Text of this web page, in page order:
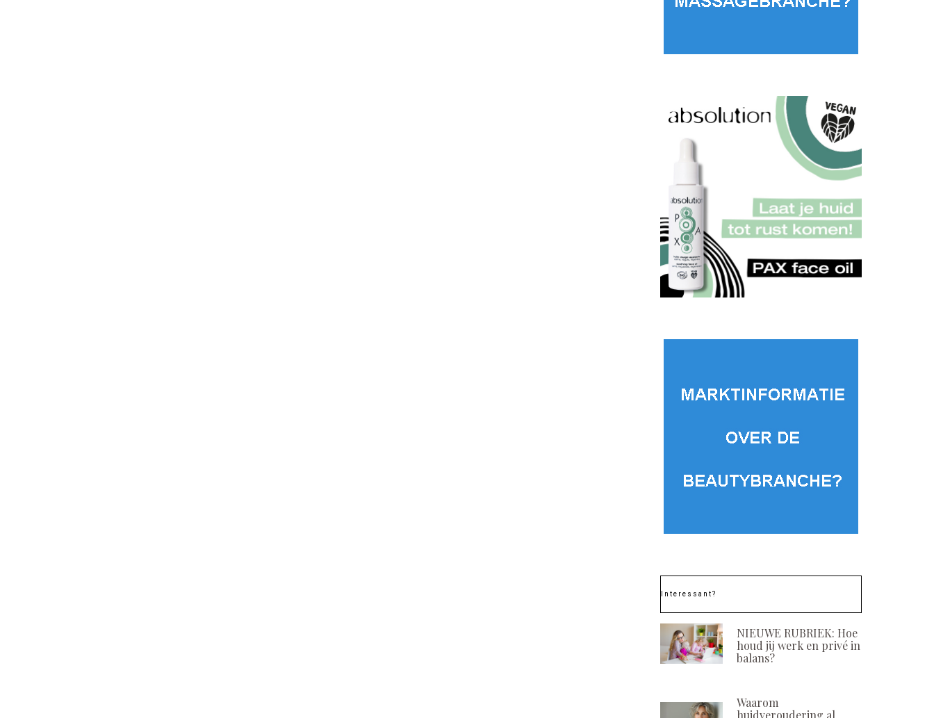
Interessant?
NIEUWE RUBRIEK: Hoe
houd jij werk en privé in
balans?
Waarom
huidveroudering al